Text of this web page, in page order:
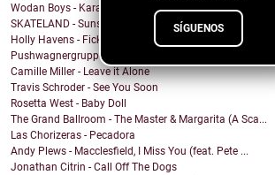
SÍGUENOS
Wodan Boys - Karaoke Rockstar
SKATELAND - Sunset Cinema
Holly Havens - Fickle Heart
Pushwagnergruppen - Houellebecq girl
Camille Miller - Leave it Alone
Travis Schroder - See You Soon
Rosetta West - Baby Doll
The Grand Ballroom - The Master & Margarita (A Sca...
Las Chorizeras - Pecadora
Andy Plews - Macclesfield, I Miss You (feat. Pete ...
Jonathan Citrin - Call Off The Dogs